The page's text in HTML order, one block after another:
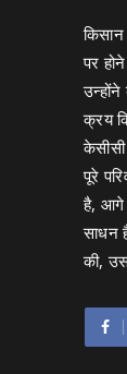
पर
क्रय
पूरे
है, आगे
साधन
की,